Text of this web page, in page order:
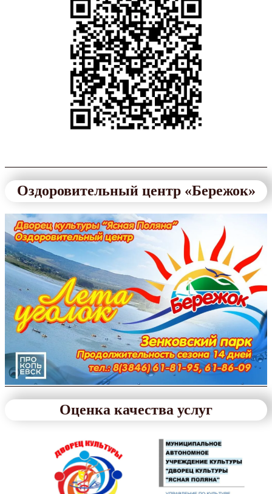
Оздоровительный центр «Бережок»
Оценка качества услуг